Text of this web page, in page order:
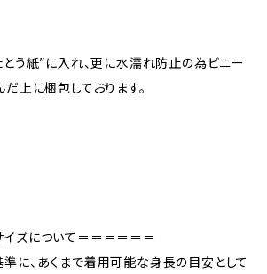
う紙”に入れ、更に水濡れ防止の為ビニー
上に梱包しております。
ズについて＝＝＝＝＝＝
に、あくまで着用可能な身長の目安として